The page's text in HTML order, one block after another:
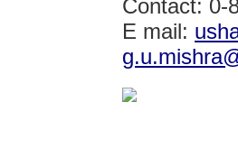
Contact: 0-
E mail: